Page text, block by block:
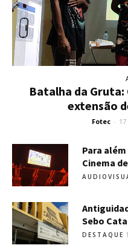
Batalha da
extensão
Fotec -
Para
Cinema
Sebo
DESTAQUE